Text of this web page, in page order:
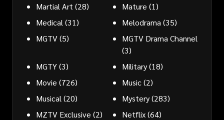
Martial Art (28) Mature (1)
Medical (31) Melodrama (35)
MGTV(5)
MGTV Drama Channel
(3)
MGTY(3) Military(18)
Movie (726) Music(2)
Musical (20) Mystery(283)
MZTV Exclusive (2) Netflix(64)